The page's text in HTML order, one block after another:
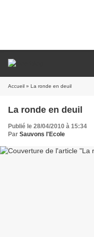
Accueil » La ronde en deuil
La ronde en deuil
Publié le 28/04/2010 à 15:34
Par Sauvons l'Ecole